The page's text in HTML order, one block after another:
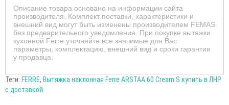
Описание товара основано на информации сайта
производителя. Комплект поставки, характеристики и
внешний вид могут быть изменены производителем FEMAS
без предварительного уведомления. При покупке вытяжки
кухонной Ferre уточняйте все значимые для Вас
параметры, комплектацию, внешний вид и сроки гарантии
у продавца.
Теги: FERRE, Вытяжка наклонная Ferre ARSTAA 60 Cream S купить в ЛНР
с доставкой